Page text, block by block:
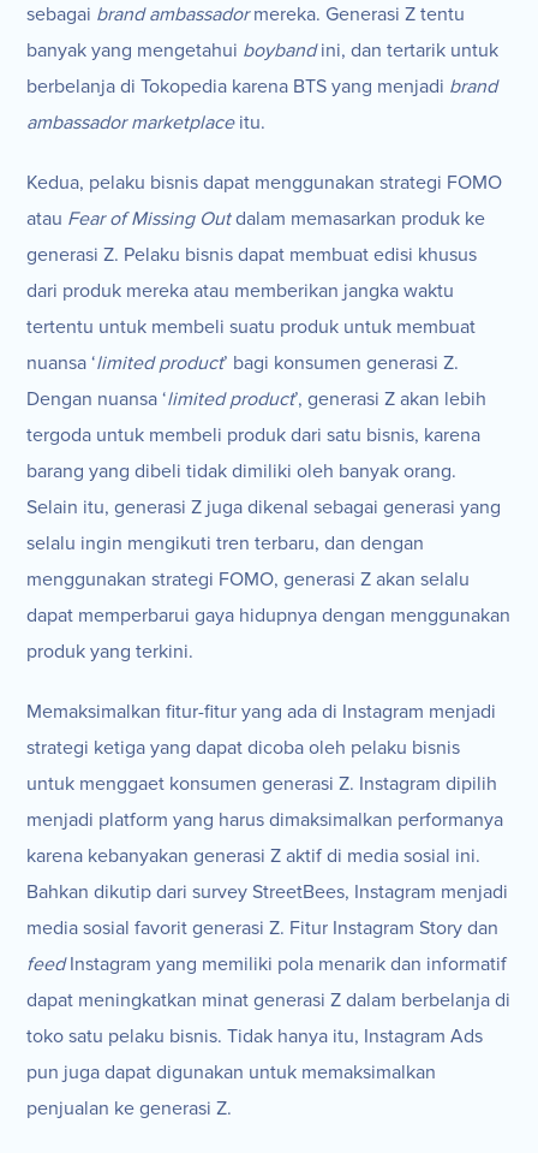
sebagai brand ambassadormereka. Generasi Z tentu
banyak yang mengetahui boybandini, dan tertarik untuk
berbelanja di Tokopedia karena BTS yang menjadi brand
ambassador marketplaceitu.
Kedua, pelaku bisnis dapat menggunakan strategi FOMO
atau Fear of Missing Outdalam memasarkan produk ke
generasi Z. Pelaku bisnis dapat membuat edisi khusus
dari produk mereka atau memberikan jangka waktu
tertentu untuk membeli suatu produk untuk membuat
nuansa ‘limited product’ bagi konsumen generasi Z.
Dengan nuansa ‘limited product’, generasi Z akan lebih
tergoda untuk membeli produk dari satu bisnis, karena
barang yang dibeli tidak dimiliki oleh banyak orang.
Selain itu, generasi Z juga dikenal sebagai generasi yang
selalu ingin mengikuti tren terbaru, dan dengan
menggunakan strategi FOMO, generasi Z akan selalu
dapat memperbarui gaya hidupnya dengan menggunakan
produk yang terkini.
Memaksimalkan fitur-fitur yang ada di Instagram menjadi
strategi ketiga yang dapat dicoba oleh pelaku bisnis
untuk menggaet konsumen generasi Z. Instagram dipilih
menjadi platform yang harus dimaksimalkan performanya
karena kebanyakan generasi Z aktif di media sosial ini.
Bahkan dikutip dari survey StreetBees, Instagram menjadi
media sosial favorit generasi Z. Fitur Instagram Story dan
feedInstagram yang memiliki pola menarik dan informatif
dapat meningkatkan minat generasi Z dalam berbelanja di
toko satu pelaku bisnis. Tidak hanya itu, Instagram Ads
pun juga dapat digunakan untuk memaksimalkan
penjualan ke generasi Z.